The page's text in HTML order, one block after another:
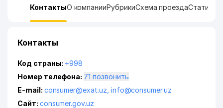
КонтактыО компанииРубрикиСхема проезда
Контакты
Код страны: +998
Номер телефона:
71 позвонить
E-mail: consumer@exat.uz info@consumer.uz
Сайт: consumer.gov.uz